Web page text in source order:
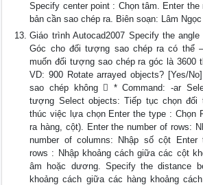
Specify center point : Chọn tâm. Enter the
bản cần sao chép ra. Biên soạn: Lâm
Giáo trình Autocad2007 Specify the
Góc cho đối tượng sao chép ra có thể
muốn đối tượng sao chép ra góc là 3600
VD: 900 Rotate arrayed objects? [Yes/
sao chép không  * Command: -ar
tượng Select objects: Tiếp tục chọn đối
thúc việc lựa chọn Enter the type : Chọn
ra hàng, cột). Enter the number of rows:
number of columns: Nhập số cột Enter
rows : Nhập khoảng cách giữa các cột
âm hoặc dương. Specify the distance
khoảng cách giữa các hàng khoảng